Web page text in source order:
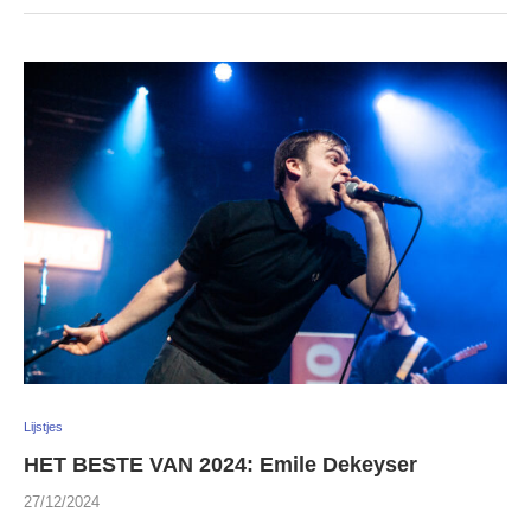
Lijstjes
HET BESTE VAN 2024: Emile Dekeyser
27/12/2024